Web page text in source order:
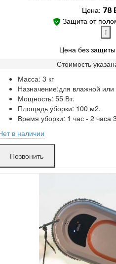
Цена: 78
Защита от
i
Без
Цена без
Стоимость
Масса: 3 кг
Назначение:для влажной или
Мощность: 55 Вт.
Площадь уборки: 100 м2.
Время уборки: 1 час - 2 часа
в наличии
Позвонить